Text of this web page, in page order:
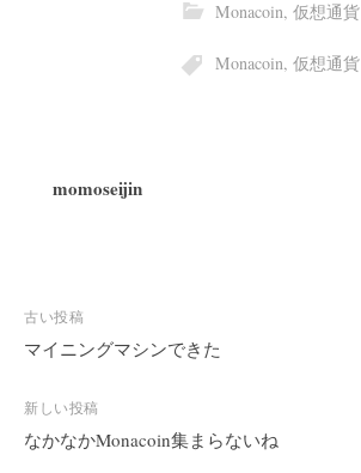
Monacoin, 仮想通貨
Monacoin, 仮想通貨
momoseijin
投
稿
ビ
ゲ
古い投稿
マイニングマシンできた
新しい投稿
なかなかMonacoin集まらないね